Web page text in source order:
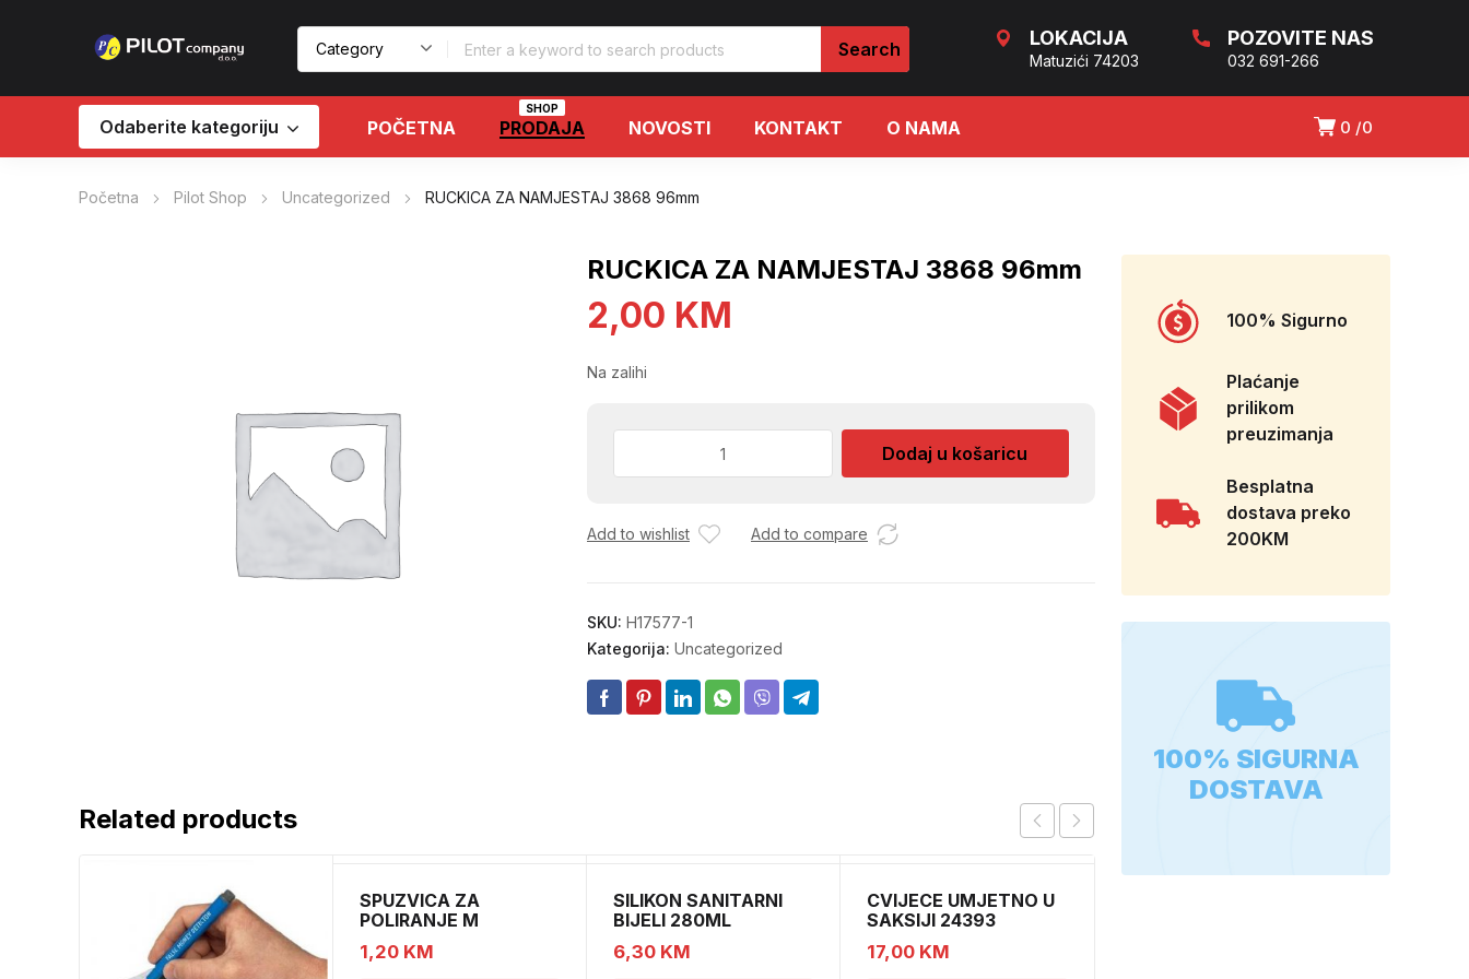
LOKACIJA
Matuzići 74203
POZOVITE NAS
032 691-266
0 0
Odaberite kategoriju POČETNA PRODAJA
SHOP
NOVOSTI KONTAKT O NAMA
Početna Pilot Shop Uncategorized RUCKICA ZA NAMJESTAJ 3868 96mm
RUCKICA ZA NAMJESTAJ 3868 96mm
2,00 KM
Na zalihi
96mm
Dodaj u košaricu
Add to wishlist Add to compare
SKU: H17577-1
Kategorija: Uncategorized
Related products
SPUZVICA ZA
POLIRANJE M
1,20 KM
SILIKON SANITARNI
BIJELI 280ML
6,30 KM
CVIJECE UMJETNO U
SAKSIJI 24393
CH52439
17,00 KM
100% Sigurno
Plaćanje
prilikom
preuzimanja
Besplatna
dostava preko
200KM
100% SIGURNA
DOSTAVA